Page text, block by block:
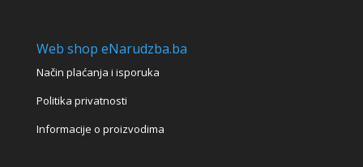
Web shop eNarudzba.ba
Način plaćanja i isporuka
Politika privatnosti
Informacije o proizvodima